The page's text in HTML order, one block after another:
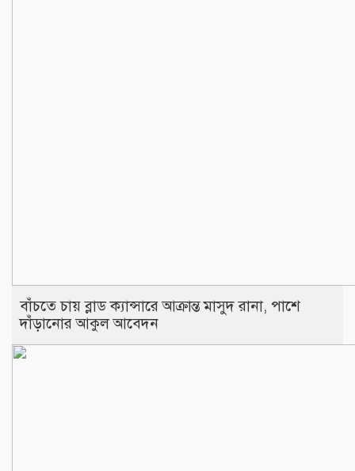
বাঁচতে চায় ব্লাড ক্যান্সারে আক্রান্ত মাসুদ রানা, পাশে
দাঁড়ানোর আকুল আবেদন